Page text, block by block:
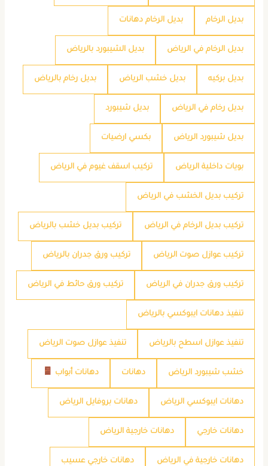
بديل الرخام بديل الرخام دهانات
بديل الرخام في الرياض بديل الشيبورد بالرياض
بديل بركيه بديل خشب الرياض بديل رخام بالرياض
بديل رخام في الرياض بديل شيبورد
بديل شيبورد الرياض بكسي ارضيات
بويات داخلية الرياض تركيب اسقف غيوم في الرياض
تركيب بديل الخشب في الرياض
تركيب بديل الرخام في الرياض تركيب بديل خشب بالرياض
تركيب عوازل صوت الرياض تركيب ورق جدران بالرياض
تركيب ورق جدران في الرياض تركيب ورق حائط في الرياض
تنفيذ دهانات ايبوكسي بالرياض
تنفيذ عوازل اسطح بالرياض تنفيذ عوازل صوت الرياض
خشب شيبورد الرياض دهانات دهانات أبواب
دهانات ايبوكسي الرياض دهانات بروفايل الرياض
دهانات خارجي دهانات خارجية الرياض
دهانات خارجية في الرياض دهانات خارجي عسيب